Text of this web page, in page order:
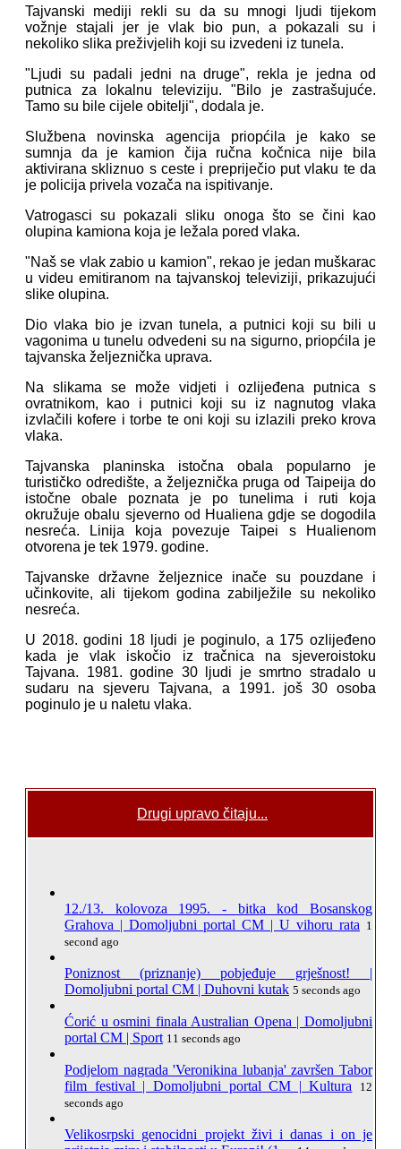
Tajvanski mediji rekli su da su mnogi ljudi tijekom
vožnje stajali jer je vlak bio pun, a pokazali su i
nekoliko slika preživjelih koji su izvedeni iz tunela.
"Ljudi su padali jedni na druge", rekla je jedna od
putnica za lokalnu televiziju. "Bilo je zastrašujuće.
Tamo su bile cijele obitelji", dodala je.
Službena novinska agencija priopćila je kako se
sumnja da je kamion čija ručna kočnica nije bila
aktivirana skliznuo s ceste i prepriječio put vlaku te da
je policija privela vozača na ispitivanje.
Vatrogasci su pokazali sliku onoga što se čini kao
olupina kamiona koja je ležala pored vlaka.
"Naš se vlak zabio u kamion", rekao je jedan muškarac
u videu emitiranom na tajvanskoj televiziji, prikazujući
slike olupina.
Dio vlaka bio je izvan tunela, a putnici koji su bili u
vagonima u tunelu odvedeni su na sigurno, priopćila je
tajvanska željeznička uprava.
Na slikama se može vidjeti i ozlijeđena putnica s
ovratnikom, kao i putnici koji su iz nagnutog vlaka
izvlačili kofere i torbe te oni koji su izlazili preko krova
vlaka.
Tajvanska planinska istočna obala popularno je
turističko odredište, a željeznička pruga od Taipeija do
istočne obale poznata je po tunelima i ruti koja
okružuje obalu sjeverno od Hualiena gdje se dogodila
nesreća. Linija koja povezuje Taipei s Hualienom
otvorena je tek 1979. godine.
Tajvanske državne željeznice inače su pouzdane i
učinkovite, ali tijekom godina zabilježile su nekoliko
nesreća.
U 2018. godini 18 ljudi je poginulo, a 175 ozlijeđeno
kada je vlak iskočio iz tračnica na sjeveroistoku
Tajvana. 1981. godine 30 ljudi je smrtno stradalo u
sudaru na sjeveru Tajvana, a 1991. još 30 osoba
poginulo je u naletu vlaka.
Drugi upravo čitaju...
12./13. kolovoza 1995. - bitka kod Bosanskog
Grahova | Domoljubni portal CM | U vihoru rata 1
second ago
Poniznost (priznanje) pobjeđuje grješnost! |
Domoljubni portal CM | Duhovni kutak 5 seconds ago
Ćorić u osmini finala Australian Opena | Domoljubni
portal CM | Sport 11 seconds ago
Podjelom nagrada 'Veronikina lubanja' završen Tabor
film festival | Domoljubni portal CM | Kultura
12
seconds ago
Velikosrpski genocidni projekt živi i danas i on je